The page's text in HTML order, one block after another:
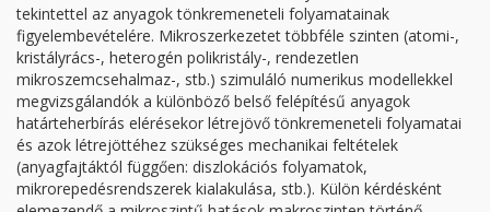
tekintettel az anyagok tönkremeneteli folyamatainak
figyelembevételére. Mikroszerkezetet többféle szinten (atomi-,
kristályrács-, heterogén polikristály-, rendezetlen
mikroszemcsehalmaz-, stb.) szimuláló numerikus modellekkel
megvizsgálandók a különböző belső felépítésű anyagok
határteherbírás elérésekor létrejövő tönkremeneteli folyamatai
és azok létrejöttéhez szükséges mechanikai feltételek
(anyagfajtáktól függően: diszlokációs folyamatok,
mikrorepedésrendszerek kialakulása, stb.). Külön kérdésként